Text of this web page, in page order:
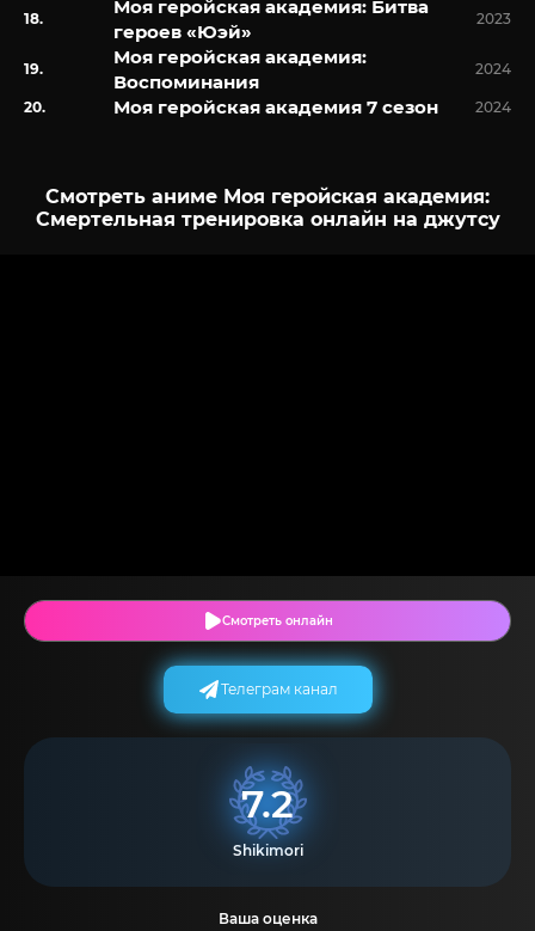
Моя геройская академия: Битва
героев «Юэй»
2023
Моя геройская академия:
Воспоминания
2024
Моя геройская академия 7 сезон 2024
Смотреть аниме Моя геройская академия:
Смертельная тренировка онлайн на джутсу
Смотреть онлайн
7.2
Shikimori
Ваша оценка
Телеграм канал